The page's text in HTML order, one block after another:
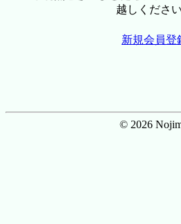
越しください
新規会員登
© 2026